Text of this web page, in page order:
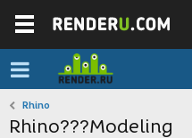
Rhino
Rhino???Modeling